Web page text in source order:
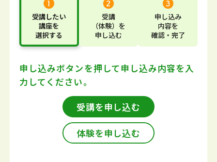
受講したい
講座を
選択する
受講
（体験） を
申し込む
申し込み
内容を
確認・完了
申し込みボタンを押して申し込み内容を入
力してください。
受講を申し込む
体験を申し込む